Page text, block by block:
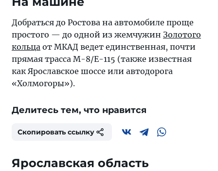
Добраться до Ростова на автомобиле проще
простого — до одной из жемчужин Золотого
кольца от МКАД ведет единственная, почти
прямая трасса М-8/Е-115 (также известная
как Ярославское шоссе или автодорога
«Холмогоры»).
Делитесь тем, что нравится
Скопировать ссылку
Ярославская область